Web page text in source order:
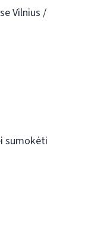
Vilnius /
sumokėti